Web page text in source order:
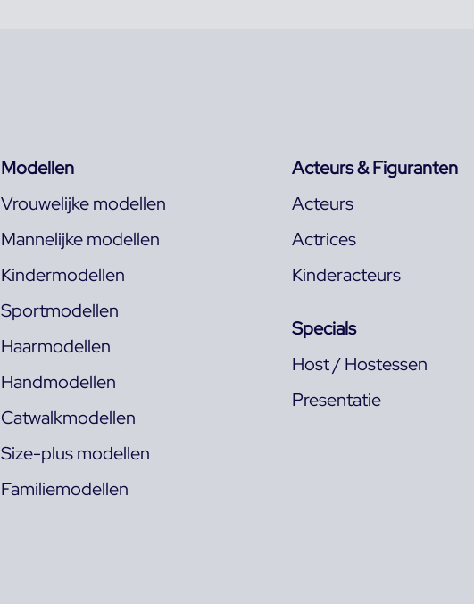
Modellen
Vrouwelijke modellen
Mannelijke modellen
Kindermodellen
Sportmodellen
Haarmodellen
Handmodellen
Catwalkmodellen
Size-plus modellen
Familiemodellen
Acteurs & Figuranten
Acteurs
Actrices
Kinderacteurs
Specials
Host / Hostessen
Presentatie